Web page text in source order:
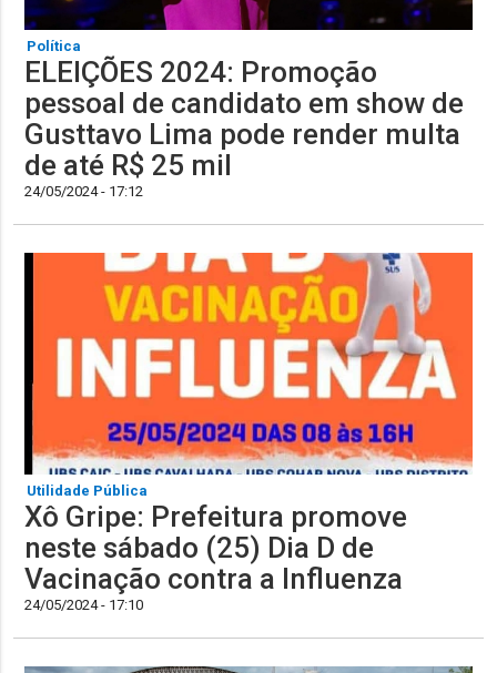
Política
ELEIÇÕES 2024: Promoção
pessoal de candidato em show de
Gusttavo Lima pode render multa
de até R$ 25 mil
24/05/2024 - 17:12
Utilidade Pública
Xô Gripe: Prefeitura promove
neste sábado (25) Dia D de
Vacinação contra a Influenza
24/05/2024 - 17:10